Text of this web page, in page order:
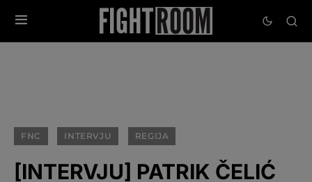
FNC INTERVJU REGIJA
[INTERVJU] PATRIK ČELIĆ